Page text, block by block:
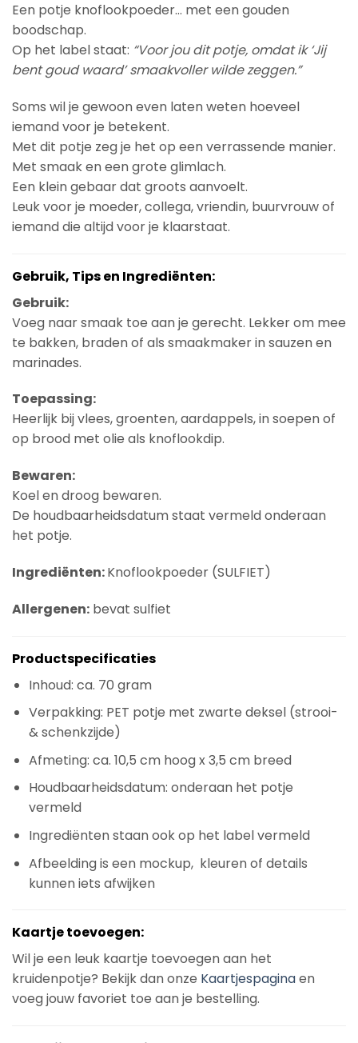
Een potje knoflookpoeder… met een gouden
boodschap.
Op het label staat: “Voor jou dit potje, omdat ik ‘Jij
bent goud waard’ smaakvoller wilde zeggen.”
Soms wil je gewoon even laten weten hoeveel
iemand voor je betekent.
Met dit potje zeg je het op een verrassende manier.
Met smaak en een grote glimlach.
Een klein gebaar dat groots aanvoelt.
Leuk voor je moeder, collega, vriendin, buurvrouw of
iemand die altijd voor je klaarstaat.
Gebruik, Tips en Ingrediënten:
Gebruik:
Voeg naar smaak toe aan je gerecht. Lekker om mee
te bakken, braden of als smaakmaker in sauzen en
marinades.
Toepassing:
Heerlijk bij vlees, groenten, aardappels, in soepen of
op brood met olie als knoflookdip.
Bewaren:
Koel en droog bewaren.
De houdbaarheidsdatum staat vermeld onderaan
het potje.
Ingrediënten:Knoflookpoeder (SULFIET)
Allergenen: bevat sulfiet
Productspecificaties
Inhoud: ca. 70 gram
Verpakking: PET potje met zwarte deksel (strooi-
& schenkzijde)
Afmeting: ca. 10,5 cm hoog x 3,5 cm breed
Houdbaarheidsdatum: onderaan het potje
vermeld
Ingrediënten staan ook op het label vermeld
Afbeelding is een mockup, kleuren of details
kunnen iets afwijken
Kaartje toevoegen:
Wil je een leuk kaartje toevoegen aan het
kruidenpotje? Bekijk dan onze Kaartjespaginaen
voeg jouw favoriet toe aan je bestelling.